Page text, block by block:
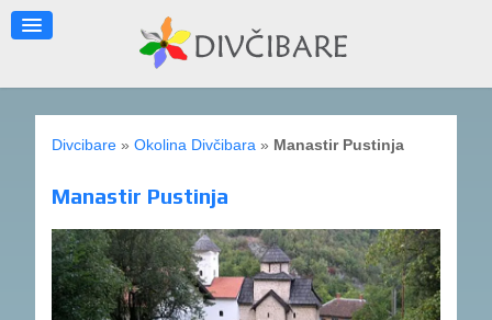
Divcibare» Okolina Divčibara » Manastir Pustinja
Manastir Pustinja